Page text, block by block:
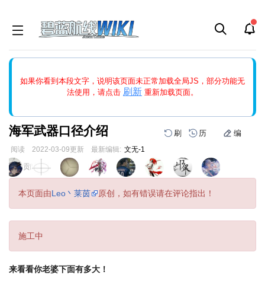
如果你看到本段文字，说明该页面未正常加载全局JS，部分功能无
法使用，请点击 刷新 重新加载页面。
能中的刷新按钮清除页面缓存并刷新，如果还有问题，请多尝试几
海军武器口径介绍 刷 历 编
阅读 2022-03-09更新 最新编辑: 文无-1
跳
到
跳
到
页面贡献者 :
本页面由Leo丶莱茵 原创，如有错误请在评论指出！
施工中
来看看你老婆下面有多大！